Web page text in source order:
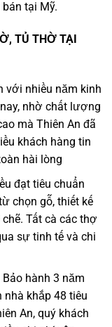
tại Mỹ.
TỦ THỜ TẠI
với nhiều năm kinh
nhờ chất lượng
mà Thiên An đã
khách hàng tin
hài lòng
đạt tiêu chuẩn
chọn gỗ, thiết kế
Tất cà các thợ
sự tinh tế và chi
hành 3 năm
nhà khắp 48 tiêu
An, quý khách